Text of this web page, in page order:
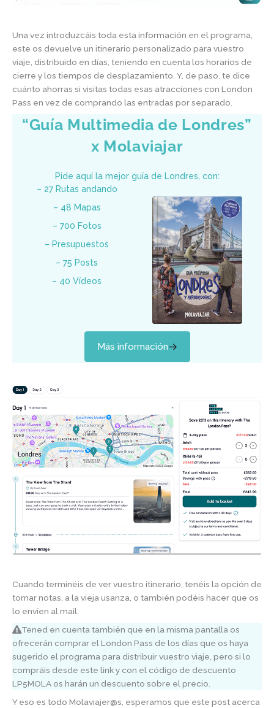
Una vez introduzcáis toda esta información en el programa,
este os devuelve un itinerario personalizado para vuestro
viaje, distribuido en días, teniendo en cuenta los horarios de
cierre y los tiempos de desplazamiento. Y, de paso, te dice
cuánto ahorras si visitas todas esas atracciones con London
Pass en vez de comprando las entradas por separado.
“Guía Multimedia de Londres”
x Molaviajar
Pide aquí la mejor guía de Londres, con:
– 27 Rutas andando
– 48 Mapas
– 700 Fotos
– Presupuestos
– 75 Posts
– 40 Vídeos
Más información
Cuando terminéis de ver vuestro itinerario, tenéis la opción de
tomar notas, a la vieja usanza, o también podéis hacer que os
lo envíen al mail.
Tened en cuenta también que en la misma pantalla os
ofrecerán comprar el London Pass de los días que os haya
sugerido el programa para distribuir vuestro viaje, pero si lo
compráis desde este link y con el código de descuento
LP5MOLA os harán un descuento sobre el precio.
Y eso es todo Molaviajer@s, esperamos que este post acerca